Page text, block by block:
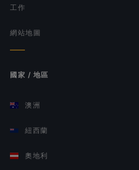
工作
網站地圖
國家 / 地區
澳洲
紐西蘭
奧地利